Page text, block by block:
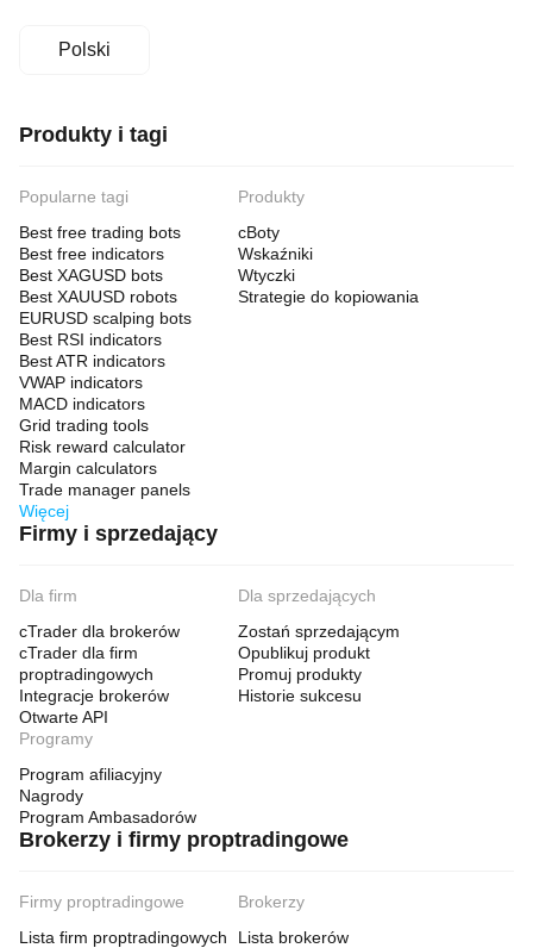
Polski
Produkty i tagi
Popularne tagi
Best free trading bots
Best free indicators
Best XAGUSD bots
Best XAUUSD robots
EURUSD scalping bots
Best RSI indicators
Best ATR indicators
VWAP indicators
MACD indicators
Grid trading tools
Risk reward calculator
Margin calculators
Trade manager panels
Więcej
Produkty
cBoty
Wskaźniki
Wtyczki
Strategie do kopiowania
Firmy i sprzedający
Dla firm
cTrader dla brokerów
cTrader dla firm
proptradingowych
Integracje brokerów
Otwarte API
Dla sprzedających
Zostań sprzedającym
Opublikuj produkt
Promuj produkty
Historie sukcesu
Programy
Program afiliacyjny
Nagrody
Program Ambasadorów
Brokerzy i firmy proptradingowe
Firmy proptradingowe
Lista firm proptradingowych
Brokerzy
Lista brokerów